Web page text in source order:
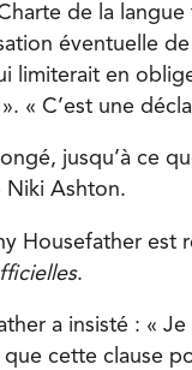
de la
éventuelle
limiterait en
« C’est une
jusqu’à ce
Niki Ashton.
Housefather est
.
a insisté : «
que cette clause